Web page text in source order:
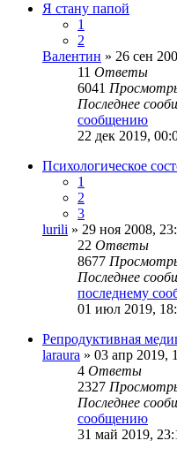
Я стану папой
1
2
Валентин » 26 сен
11 Ответы
6041
Последнее
сообщению
22 дек 2019,
Психологическое
1
2
3
lurili » 29 ноя 2008,
22 Ответы
8677
Последнее
последнему
01 июл 2019,
Репродуктивная
laraura » 03 апр 2019,
4 Ответы
2327
Последнее
сообщению
31 май 2019,